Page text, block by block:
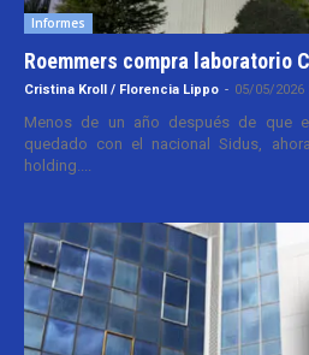
Informes
Roemmers compra laboratorio
Cristina Kroll / Florencia Lippo - 05/05/2026
Menos de un año después de que
quedado con el nacional Sidus,
holding....